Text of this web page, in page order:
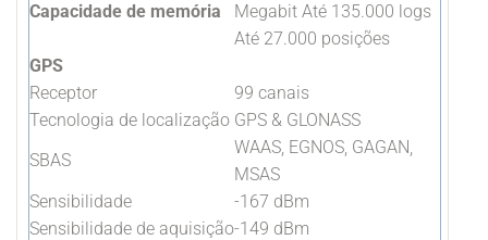
Capacidade de memória
Megabit Até 135.000 logs
Até 27.000 posições
GPS
Receptor
99 canais
Tecnologia de localização GPS & GLONASS
SBAS
WAAS, EGNOS, GAGAN,
MSAS
Sensibilidade
-167 dBm
Sensibilidade de aquisição-149 dBm